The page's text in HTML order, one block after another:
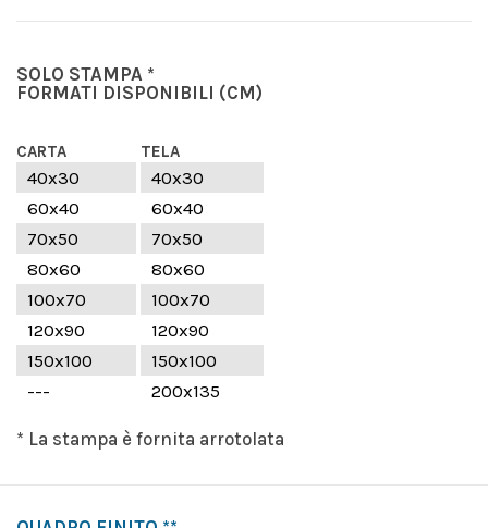
SOLO STAMPA *
FORMATI DISPONIBILI (CM)
CARTA TELA
40x30
40x30
60x40
60x40
70x50
70x50
80x60
80x60
100x70
100x70
120x90
120x90
150x100
150x100
---
200x135
* La stampa è fornita arrotolata